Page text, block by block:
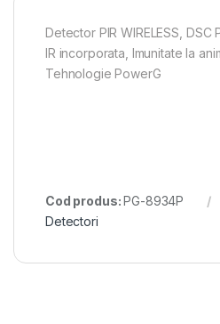
Detector PIR WIRELESS,
IR incorporata, Imunitate la
Tehnologie PowerG
Cod produs:PG-8934P
Detectori